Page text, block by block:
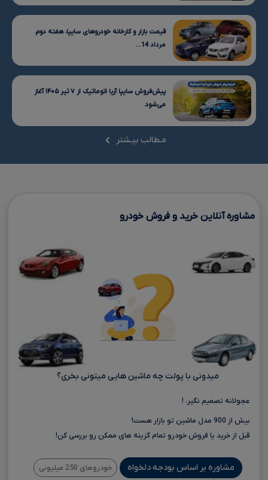
قیمت بازار و کارخانه خودروهای سایپا، هفته دوم
مرداد 14...
پیش‌فروش سایپا آریا اتوماتیک از ۷ تیر ۱۴۰۵ آغاز
می‌شود
مـطالب بیـشتر
مشاوره آنلاین خرید و فروش خودرو
میدونی با پولت چه ماشین هایی میتونی بخری؟
عجولانه تصمیم نگیر، !
بیش از 900 مدل ماشین تو بازار هست!
قبل از خرید یا فروش خودرو تمام گزینه های ممکن رو بررسی کن!
مشاوره بر اساس بودجه دلخواه خودروهای 250 میلیونی